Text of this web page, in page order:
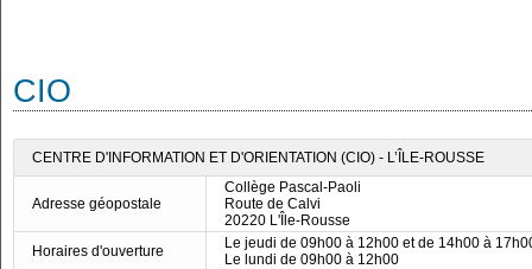
CIO
CENTRE D'INFORMATION ET D'ORIENTATION (CIO) - L’ÎLE-ROUSSE
Adresse géopostale
Collège Pascal-Paoli
Route de Calvi
20220 L'Île-Rousse
Horaires d'ouverture
Le jeudi de 09h00 à 12h00 et de 14h00 à
Le lundi de 09h00 à 12h00